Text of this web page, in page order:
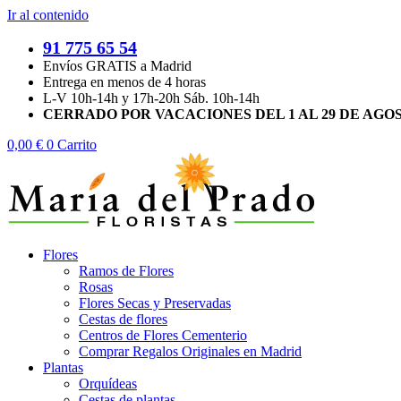
Ir al contenido
91 775 65 54
Envíos GRATIS a Madrid
Entrega en menos de 4 horas
L-V 10h-14h y 17h-20h Sáb. 10h-14h
CERRADO POR VACACIONES DEL 1 AL 29 DE
0,00 € 0 Carrito
Flores
Ramos de Flores
Rosas
Flores Secas y Preservadas
Cestas de flores
Centros de Flores Cementerio
Comprar Regalos Originales en Madrid
Plantas
Orquídeas